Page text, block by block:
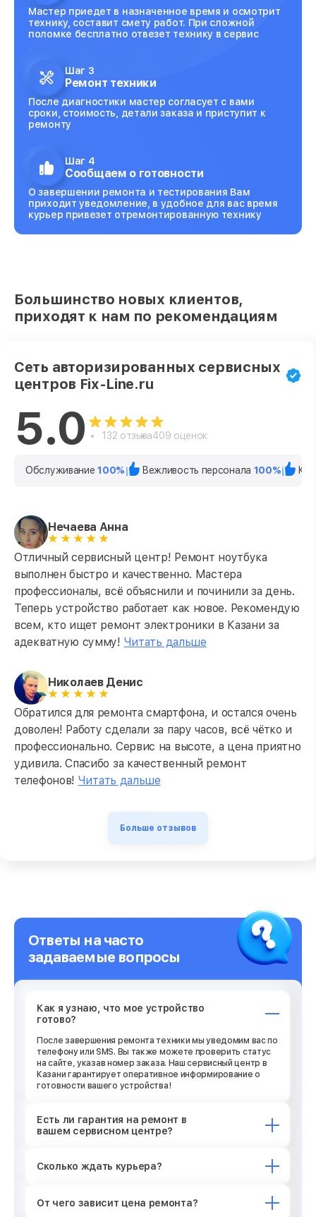
Мастер приедет в назначенное время и осмотрит
технику, составит смету работ. При сложной
поломке бесплатно отвезет технику в сервис
Шаг 3
Ремонт техники
После диагностики мастер согласует с вами
сроки, стоимость, детали заказа и приступит к
ремонту
Шаг 4
Сообщаем о готовности
О завершении ремонта и тестирования Вам
приходит уведомление, в удобное для вас время
курьер привезет отремонтированную технику
Большинство новых клиентов,
приходят к нам по рекомендациям
Сеть авторизированных сервисных
центров Fix-Line.ru
5.0 132 отзыва409 оценок
Обслуживание100% Вежливость персонала 100%
Нечаева Анна
Отличный сервисный центр! Ремонт ноутбука
выполнен быстро и качественно. Мастера
профессионалы, всё объяснили и починили за день.
Теперь устройство работает как новое. Рекомендую
всем, кто ищет ремонт электроники в Казани за
адекватную сумму! Читать дальше
Николаев Денис
Обратился для ремонта смартфона, и остался очень
доволен! Работу сделали за пару часов, всё чётко и
профессионально. Сервис на высоте, а цена приятно
удивила. Спасибо за качественный ремонт
телефонов! Читать дальше
Больше отзывов
Ответы на часто
задаваемые вопросы
Как я узнаю, что мое устройство
готово?
После завершения ремонта техники мы уведомим вас по
телефону или SMS. Вы также можете проверить статус
на сайте, указав номер заказа. Наш сервисный центр в
Казани гарантирует оперативное информирование о
готовности вашего устройства!
Есть ли гарантия на ремонт в
вашем сервисном центре?
Сколько ждать курьера?
От чего зависит цена ремонта?